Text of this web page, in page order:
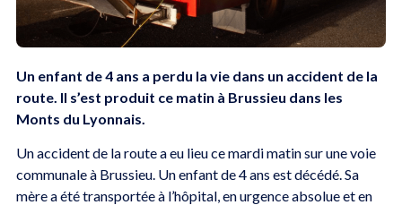
Un enfant de 4 ans a perdu la vie dans un accident de la
route. Il s’est produit ce matin à Brussieu dans les
Monts du Lyonnais.
Un accident de la route a eu lieu ce mardi matin sur une voie
communale à Brussieu. Un enfant de 4 ans est décédé. Sa
mère a été transportée à l’hôpital, en urgence absolue et en